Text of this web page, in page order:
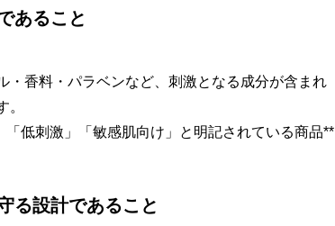
あること
・香料・パラベンなど、刺激となる成分が含まれ
。
「低刺激」「敏感肌向け」と明記されている商品**
る設計であること